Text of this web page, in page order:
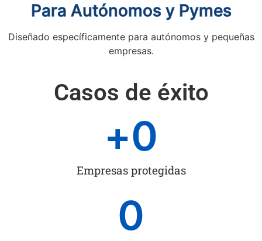
Para Autónomos y Pymes
Diseñado específicamente para autónomos y pequeñas
empresas.
Casos de éxito
Empresas protegidas
+0
0